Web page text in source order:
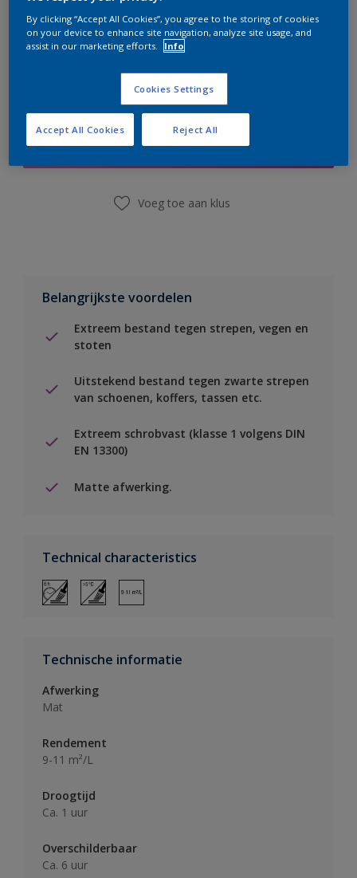
er hard aan om de voorraad aan te vullen.
Boodschappenlijst
Vind een winkel
Voeg toe aan klus
Belangrijkste voordelen
Extreem bestand tegen strepen, vegen en
stoten
Uitstekend bestand tegen zwarte strepen
van schoenen, koffers, tassen etc.
Extreem schrobvast (klasse 1 volgens DIN
EN 13300)
Matte afwerking.
Technical characteristics
Technische informatie
Afwerking
Mat
Rendement
9-11 m²/L
Droogtijd
Ca. 1 uur
Overschilderbaar
Ca. 6 uur
By clicking “Accept All Cookies”, you agree to the storing of cookies
on your device to enhance site navigation, analyze site usage, and
assist in our marketing efforts.
Info
Cookies Settings
Reject All
Accept All Cookies